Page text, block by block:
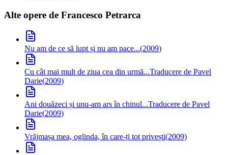
Alte opere de Francesco Petrarca
Nu am de ce să lupt și nu am pace...(2009)
Cu cât mai mult de ziua cea din urmă...Traducere de Pavel
Darie(2009)
Ani douăzeci și unu-am ars în chinul...Traducere de Pavel
Darie(2009)
Vrăjmașa mea, oglinda, în care-ți tot privești(2009)